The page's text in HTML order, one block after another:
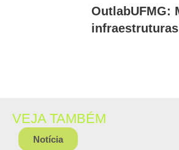
OutlabUFMG:
VEJA TAMBÉM
Notícia